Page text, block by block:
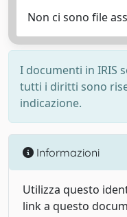
Non ci sono file
I documenti in IRIS
tutti i diritti sono
indicazione.
Informazioni
Utilizza questo
link a questo